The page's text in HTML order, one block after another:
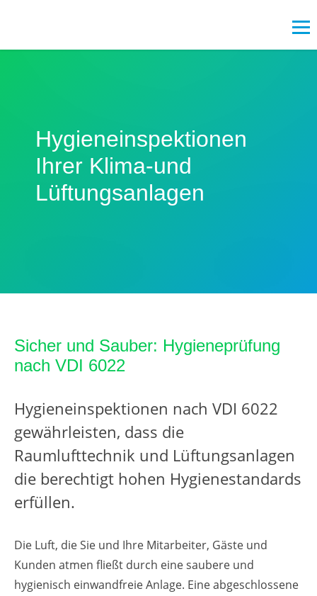
Hygieneinspektionen
Ihrer Klima-und
Lüftungsanlagen
Sicher und Sauber: Hygieneprüfung
nach VDI 6022
Hygieneinspektionen nach VDI 6022
gewährleisten, dass die
Raumlufttechnik und Lüftungsanlagen
die berechtigt hohen Hygienestandards
erfüllen.
Die Luft, die Sie und Ihre Mitarbeiter, Gäste und
Kunden atmen fließt durch eine saubere und
hygienisch einwandfreie Anlage. Eine abgeschlossene